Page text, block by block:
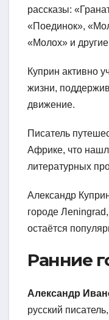
рассказы:
«Поединок»,
«Молох» и
Куприн активно
жизни,
движение.
Писатель
Африке, что
литературных
Александр
городе
остаётся
Ранние
Александр
русский